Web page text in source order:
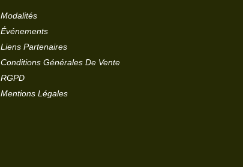
Modalités
Événements
Liens Partenaires
Conditions Générales De Vente
RGPD
Mentions Légales